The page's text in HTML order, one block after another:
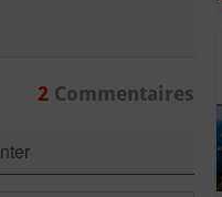
2Commentaires